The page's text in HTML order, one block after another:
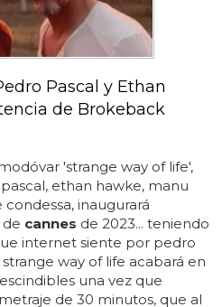
Pascal y Ethan
de Brokeback
'strange way of life',
ethan hawke, manu
condessa, inaugurará
cannes de 2023... teniendo
internet siente por pedro
way of life acabará en
una vez que
de 30 minutos, que al